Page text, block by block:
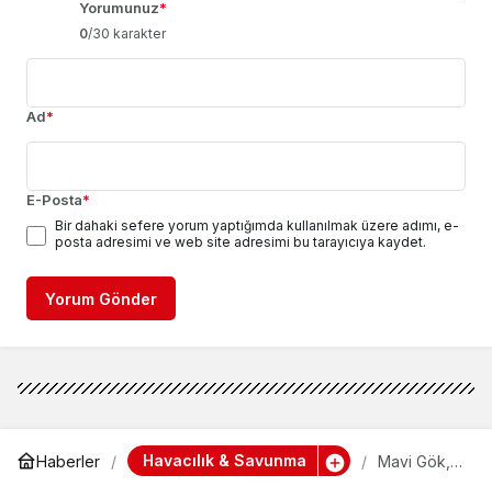
Yorumunuz*
0/30 karakter
Ad*
E-Posta*
Bir dahaki sefere yorum yaptığımda kullanılmak üzere adımı, e-
posta adresimi ve web site adresimi bu tarayıcıya kaydet.
Yorum Gönder
Haberler Havacılık & Savunma
Mavi Gök,